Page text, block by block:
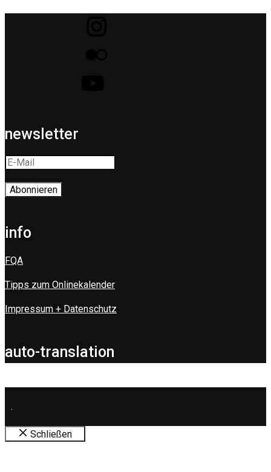
newsletter
info
FQA
Tipps zum Onlinekalender
Impressum + Datenschutz
auto-translation
.
Schließen